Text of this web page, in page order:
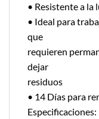
• Resistente a la
• Ideal para
que
requieren
dejar
residuos
• 14 Días para
Especificaciones: